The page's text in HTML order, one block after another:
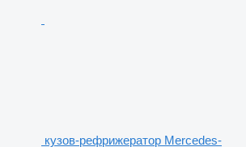
кузов-рефрижератор Mercedes-